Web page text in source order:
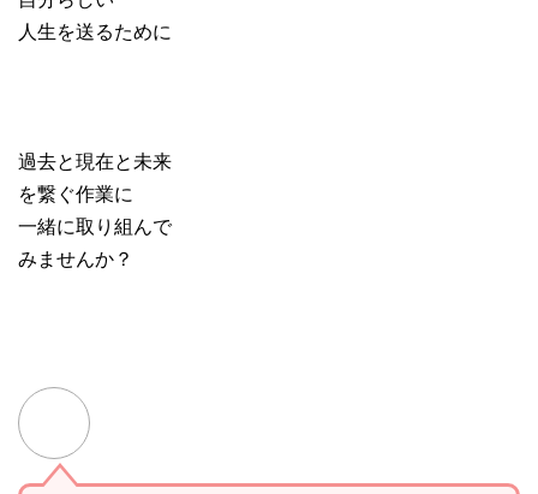
人生を送るために
過去と現在と未来
を繋ぐ作業に
一緒に取り組んで
みませんか？